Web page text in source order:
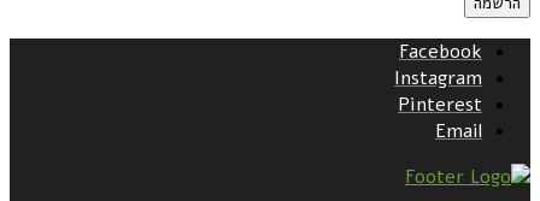
Facebook
Instagram
Pinterest
Email